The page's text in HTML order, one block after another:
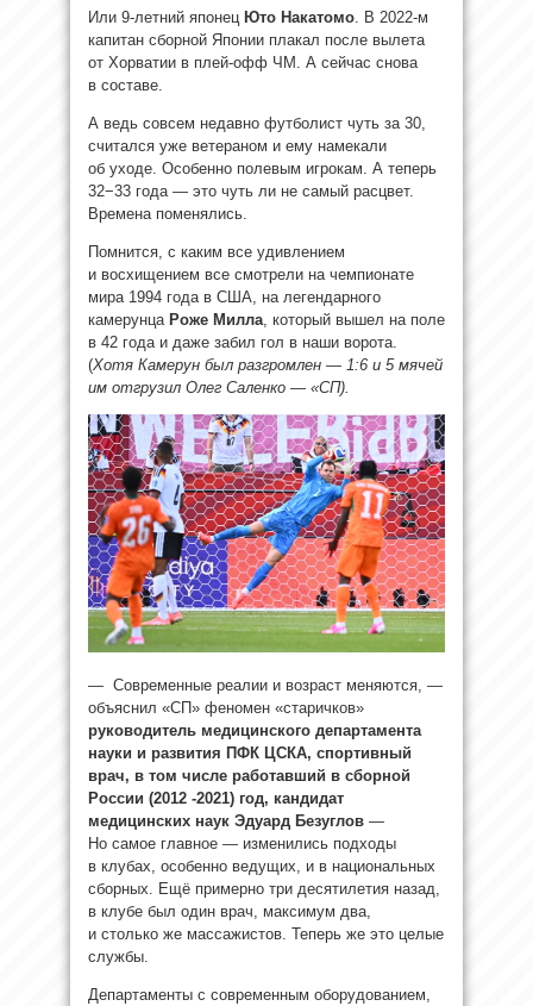
Или 9-летний японец Юто Накатомо. В 2022-м
капитан сборной Японии плакал после вылета
от Хорватии в плей-офф ЧМ. А сейчас снова
в составе.
А ведь совсем недавно футболист чуть за 30,
считался уже ветераном и ему намекали
об уходе. Особенно полевым игрокам. А теперь
32−33 года — это чуть ли не самый расцвет.
Времена поменялись.
Помнится, с каким все удивлением
и восхищением все смотрели на чемпионате
мира 1994 года в США, на легендарного
камерунца Роже Милла, который вышел на поле
в 42 года и даже забил гол в наши ворота.
(Хотя Камерун был разгромлен — 1:6 и 5 мячей
им отгрузил Олег Саленко — «СП).
— Современные реалии и возраст меняются, —
объяснил «СП» феномен «старичков»
руководитель медицинского департамента
науки и развития ПФК ЦСКА, спортивный
врач, в том числе работавший в сборной
России (2012 -2021) год, кандидат
медицинских наук Эдуард Безуглов —
Но самое главное — изменились подходы
в клубах, особенно ведущих, и в национальных
сборных. Ещё примерно три десятилетия назад,
в клубе был один врач, максимум два,
и столько же массажистов. Теперь же это целые
службы.
Департаменты с современным оборудованием,